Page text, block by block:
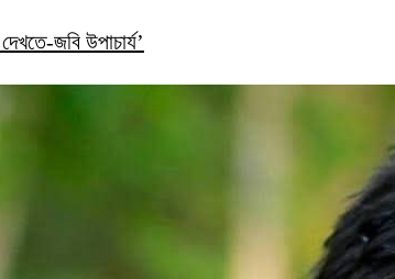
জবি উপাচার্য’